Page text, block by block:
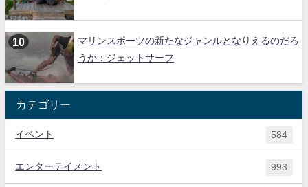
マリンスポーツの新たなジャンルとなりえるのだろ
うか：ジェットサーフ
カテゴリー
イベント 584
エンターテイメント 993